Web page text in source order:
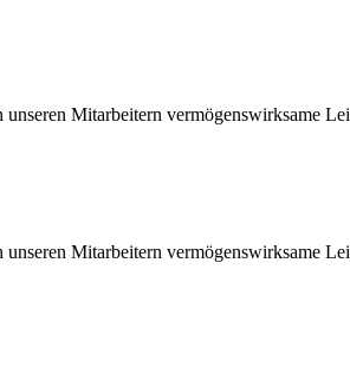
Mitarbeitern vermögenswirksame
Mitarbeitern vermögenswirksame